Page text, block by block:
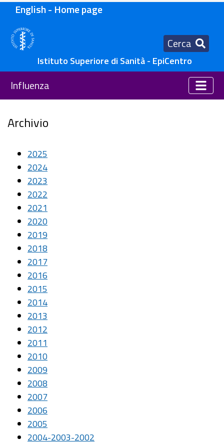
English - Home page
Cerca
Istituto Superiore di Sanità - EpiCentro
Influenza
Archivio
2025
2024
2023
2022
2021
2020
2019
2018
2017
2016
2015
2014
2013
2012
2011
2010
2009
2008
2007
2006
2005
2004-2003-2002